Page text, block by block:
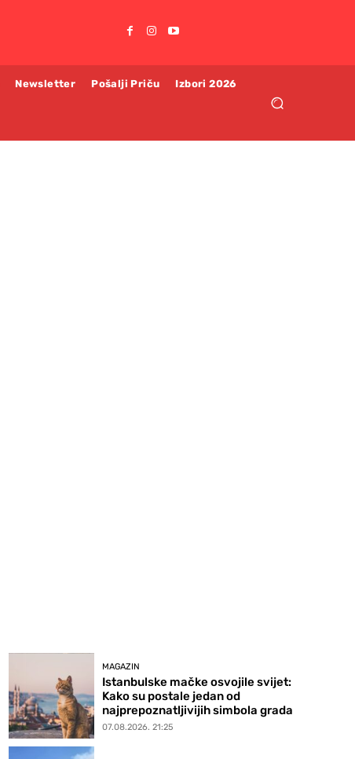
Newsletter Pošalji Priču Izbori 2026
MAGAZIN
Istanbulske mačke osvojile svijet:
Kako su postale jedan od
najprepoznatljivijih simbola grada
07.08.2026. 21:25